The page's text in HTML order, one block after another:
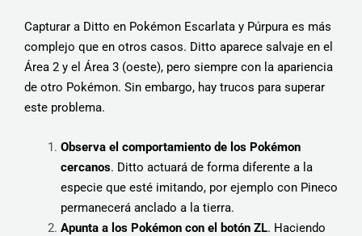
Capturar a Ditto en Pokémon Escarlata y Púrpura es más
complejo que en otros casos. Ditto aparece salvaje en el
Área 2 y el Área 3 (oeste), pero siempre con la apariencia
de otro Pokémon. Sin embargo, hay trucos para superar
este problema.
Observa el comportamiento de los Pokémon
cercanos. Ditto actuará de forma diferente a la
especie que esté imitando, por ejemplo con Pineco
permanecerá anclado a la tierra.
Apunta a los Pokémon con el botón ZL. Haciendo